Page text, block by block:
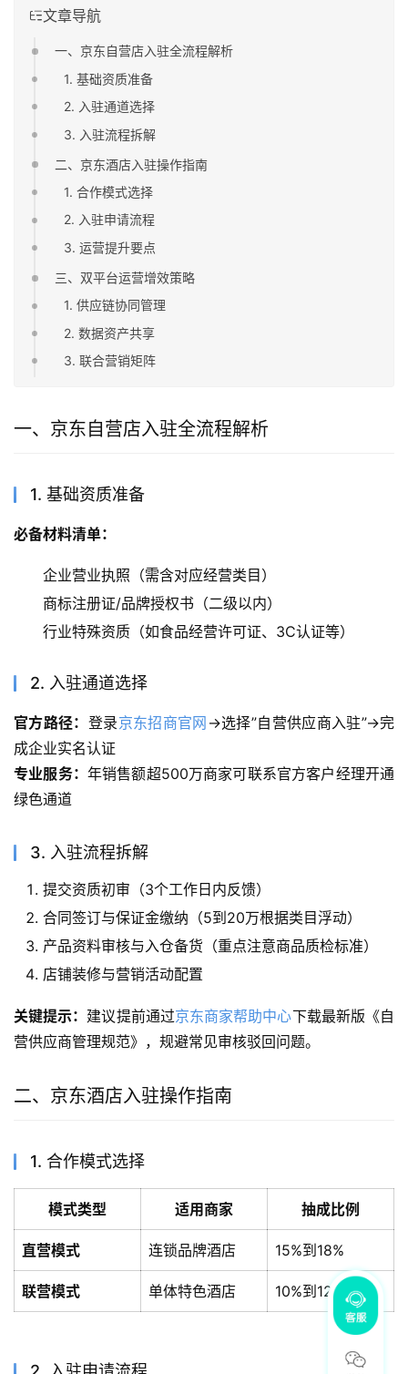
文章导航
一、京东自营店入驻全流程解析
1. 基础资质准备
2. 入驻通道选择
3. 入驻流程拆解
二、京东酒店入驻操作指南
1. 合作模式选择
2. 入驻申请流程
3. 运营提升要点
三、双平台运营增效策略
1. 供应链协同管理
2. 数据资产共享
3. 联合营销矩阵
一、京东自营店入驻全流程解析
1. 基础资质准备
必备材料清单：
企业营业执照（需含对应经营类目）
商标注册证/品牌授权书（二级以内）
行业特殊资质（如食品经营许可证、3C认证等）
2. 入驻通道选择
官方路径： 登录京东招商官网 →选择”自营供应商入驻”→完
成企业实名认证
专业服务： 年销售额超500万商家可联系官方客户经理开通
绿色通道
3. 入驻流程拆解
提交资质初审（3个工作日内反馈）
合同签订与保证金缴纳（5到20万根据类目浮动）
产品资料审核与入仓备货（重点注意商品质检标准）
店铺装修与营销活动配置
关键提示： 建议提前通过京东商家帮助中心下载最新版《自
营供应商管理规范》，规避常见审核驳回问题。
二、京东酒店入驻操作指南
1. 合作模式选择
模式类型 适用商家 抽成比例
直营模式 连锁品牌酒店 15%到18%
联营模式 单体特色酒店 10%到12%